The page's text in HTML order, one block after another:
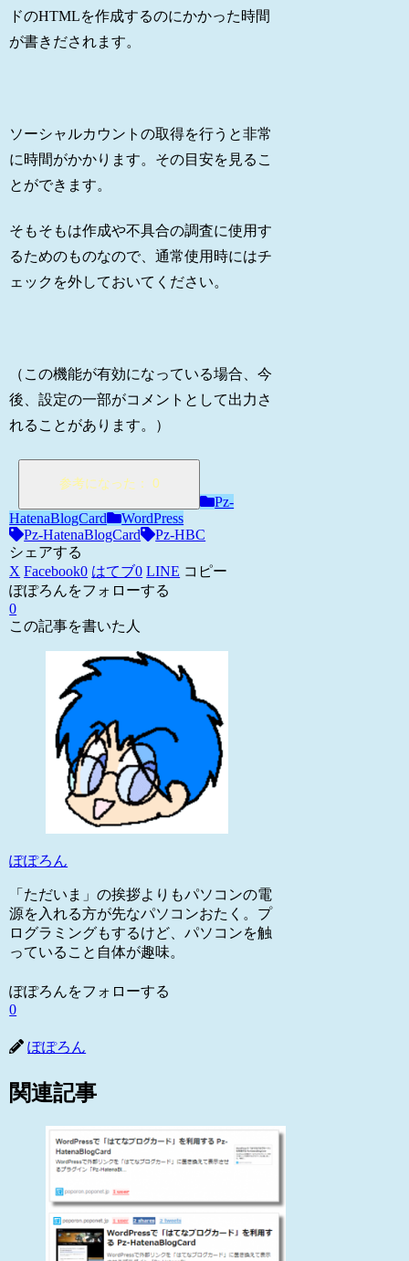
ドのHTMLを作成するのにかかった時間
が書きだされます。
ソーシャルカウントの取得を行うと非常
に時間がかかります。その目安を見るこ
とができます。
そもそもは作成や不具合の調査に使用す
るためのものなので、通常使用時にはチ
ェックを外しておいてください。
（この機能が有効になっている場合、今
後、設定の一部がコメントとして出力さ
れることがあります。）
Pz-
HatenaBlogCard
WordPress
Pz-HatenaBlogCard
Pz-HBC
シェアする
X Facebook0 はてブ0 LINE コピー
ぽぽろんをフォローする
0
この記事を書いた人
ぽぽろん
「ただいま」の挨拶よりもパソコンの電
源を入れる方が先なパソコンおたく。プ
ログラミングもするけど、パソコンを触
っていること自体が趣味。
ぽぽろんをフォローする
0
ぽぽろん
関連記事